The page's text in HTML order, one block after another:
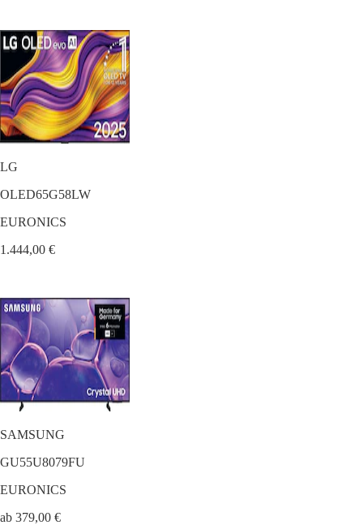
LG
OLED65G58LW
EURONICS
1.444,00 €
SAMSUNG
GU55U8079FU
EURONICS
ab 379,00 €